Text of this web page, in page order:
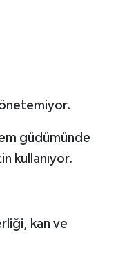
güdümünde
kullanıyor.
kan ve